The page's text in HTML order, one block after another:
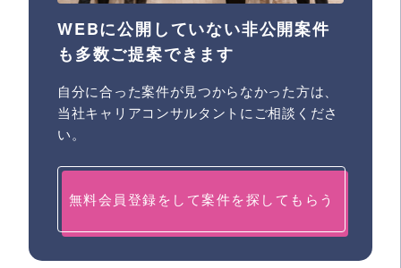
WEBに公開していない非公開案件
も多数ご提案できます
自分に合った案件が見つからなかった方は、
当社キャリアコンサルタントにご相談くださ
い。
無料会員登録をして案件を探してもらう